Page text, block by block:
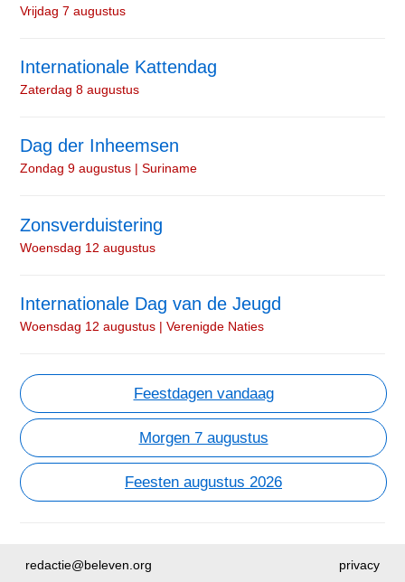
Vrijdag 7 augustus
Internationale Kattendag
Zaterdag 8 augustus
Dag der Inheemsen
Zondag 9 augustus | Suriname
Zonsverduistering
Woensdag 12 augustus
Internationale Dag van de Jeugd
Woensdag 12 augustus | Verenigde Naties
Feestdagen vandaag
Morgen 7 augustus
Feesten augustus 2026
privacy
redactie@beleven.org